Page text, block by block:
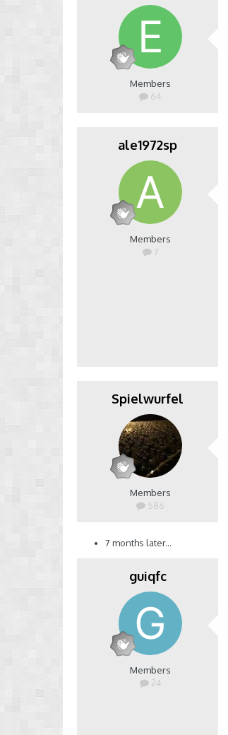
Members
64
ale1972sp
Members
7
Spielwurfel
Members
586
7 months later...
guiqfc
Members
24